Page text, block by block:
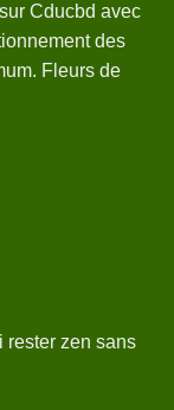
Cducbd avec
des
Fleurs de
rester zen sans